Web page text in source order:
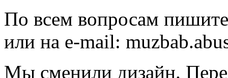
По всем вопросам
или на e-mail:
Мы сменили дизайн.